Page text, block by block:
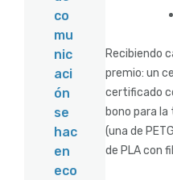
co
mu
nic
aci
ón
se
hac
en
eco
Recibiendo
premio: un
certificado
bono para
(una de
de PLA con